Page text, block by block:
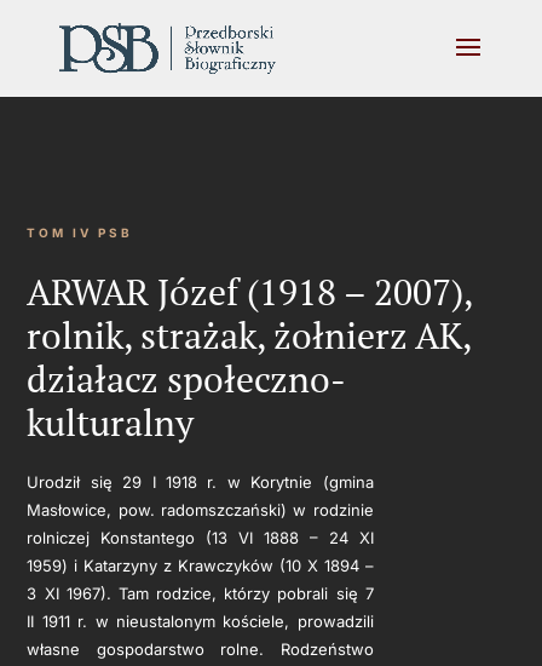
TOM IV PSB
ARWAR Józef (1918 – 2007),
rolnik, strażak, żołnierz AK,
działacz społeczno-
kulturalny
Urodził się 29 I 1918 r. w Korytnie (gmina
Masłowice, pow. radomszczański) w rodzinie
rolniczej Konstantego (13 VI 1888 – 24 XI
1959) i Katarzyny z Krawczyków (10 X 1894 –
3 XI 1967). Tam rodzice, którzy pobrali się 7
II 1911 r. w nieustalonym kościele, prowadzili
własne gospodarstwo rolne. Rodzeństwo